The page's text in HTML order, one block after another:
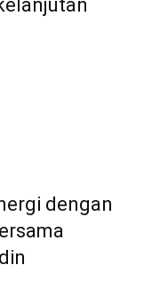
dengan